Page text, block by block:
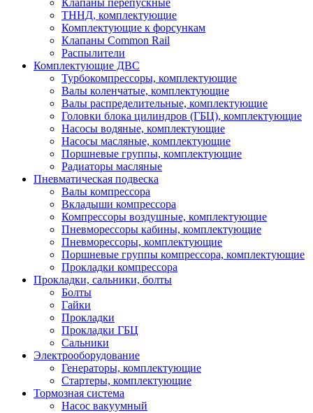
Клапаны перепускные
ТННД, комплектующие
Комплектующие к форсункам
Клапаны Common Rail
Распылители
Комплектующие ДВС
Турбокомпрессоры, комплектующие
Валы коленчатые, комплектующие
Валы распределительные, комплектующие
Головки блока цилиндров (ГБЦ), комплектующие
Насосы водяные, комплектующие
Насосы масляные, комплектующие
Поршневые группы, комплектующие
Радиаторы масляные
Пневматическая подвеска
Валы компрессора
Вкладыши компрессора
Компрессоры воздушные, комплектующие
Пневморессоры кабины, комплектующие
Пневморессоры, комплектующие
Поршневые группы компрессора, комплектующие
Прокладки компрессора
Прокладки, сальники, болты
Болты
Гайки
Прокладки
Прокладки ГБЦ
Сальники
Электрооборудование
Генераторы, комплектующие
Стартеры, комплектующие
Тормозная система
Насос вакуумный